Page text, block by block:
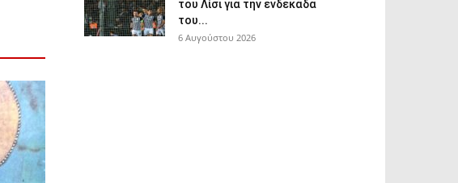
του Λίσι για την ενδεκάδα
του...
6 Αυγούστου 2026